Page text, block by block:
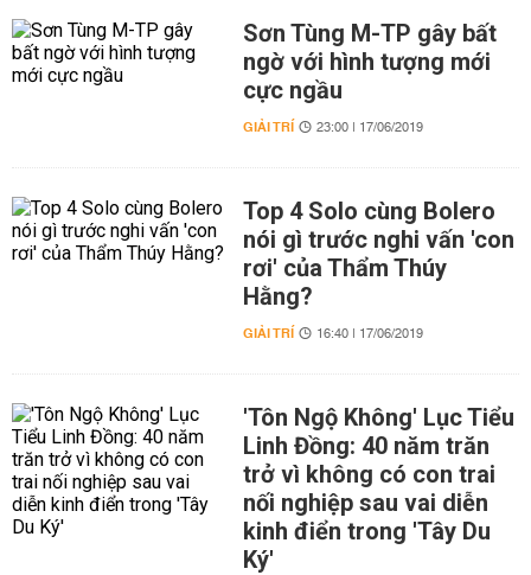
Sơn Tùng M-TP gây bất
ngờ với hình tượng mới
cực ngầu
GIẢI TRÍ 23:00 | 17/06/2019
Top 4 Solo cùng Bolero
nói gì trước nghi vấn 'con
rơi' của Thẩm Thúy
Hằng?
GIẢI TRÍ 16:40 | 17/06/2019
'Tôn Ngộ Không' Lục Tiểu
Linh Đồng: 40 năm trăn
trở vì không có con trai
nối nghiệp sau vai diễn
kinh điển trong 'Tây Du
Ký'